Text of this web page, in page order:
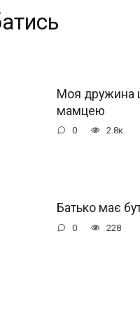
Моя дружина
мамцею
0 2.8к.
Батько має
0 228